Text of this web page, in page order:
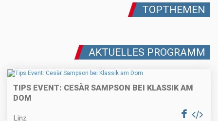
TOPTHEMEN
AKTUELLES PROGRAMM
TIPS EVENT: CESÀR SAMPSON BEI KLASSIK AM
DOM
Linz